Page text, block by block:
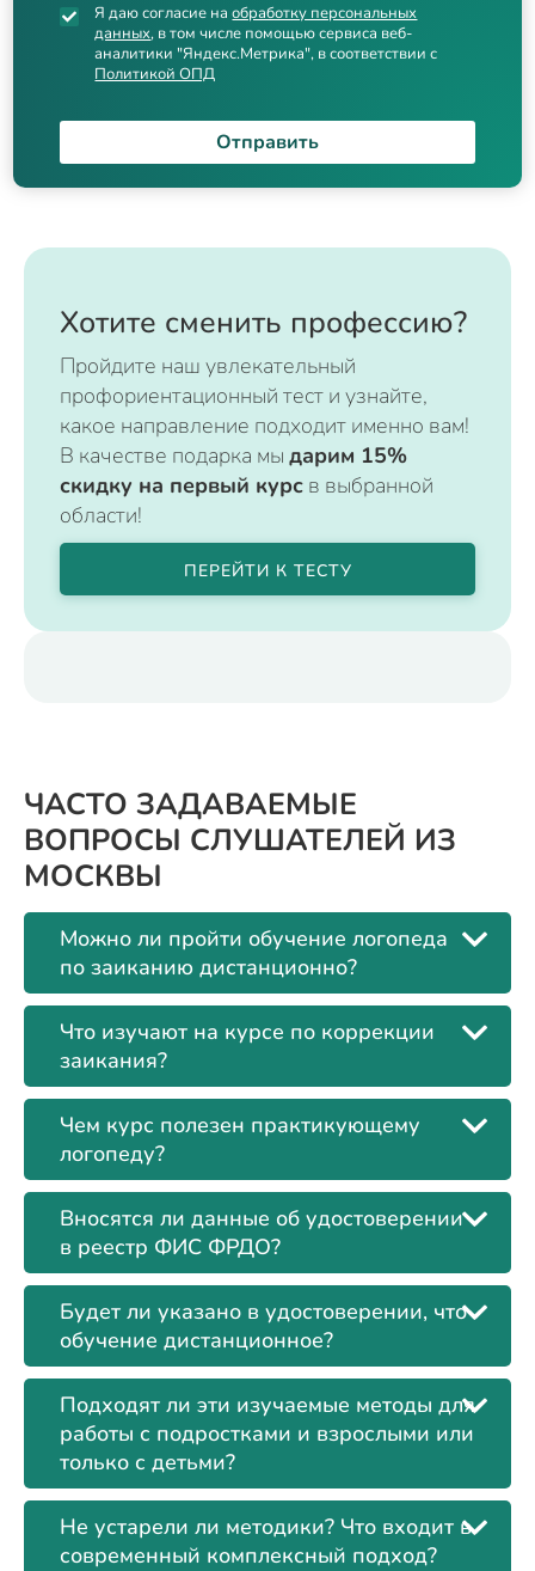
Я даю согласие наобработку персональных
данных, в том числе помощью сервиса веб-
аналитики "Яндекс.Метрика", в соответствии с
Политикой ОПД
Отправить
Хотите сменить профессию?
Пройдите наш увлекательный
профориентационный тест и узнайте,
какое направление подходит именно вам!
В качестве подарка мы дарим 15%
скидку на первый курс в выбранной
области!
ПЕРЕЙТИ К ТЕСТУ
ЧАСТО ЗАДАВАЕМЫЕ
ВОПРОСЫ СЛУШАТЕЛЕЙ ИЗ
МОСКВЫ
Можно ли пройти обучение логопеда
по заиканию дистанционно?
Что изучают на курсе по коррекции
заикания?
Чем курс полезен практикующему
логопеду?
Вносятся ли данные об удостоверении
в реестр ФИС ФРДО?
Будет ли указано в удостоверении, что
обучение дистанционное?
Подходят ли эти изучаемые методы для
работы с подростками и взрослыми или
только с детьми?
Не устарели ли методики? Что входит в
современный комплексный подход?